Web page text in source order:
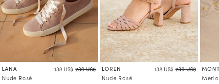
LANA 138 US$ 230 US$
Nude Rosé
LOREN 138 US$ 230 US$
Nude Rosé